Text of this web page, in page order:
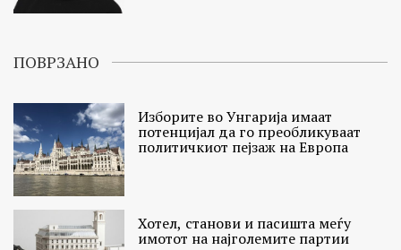
ПОВРЗАНО
Изборите во Унгарија имаат
потенцијал да го преобликуваат
политичкиот пејзаж на Европа
Хотел, станови и пасишта меѓу
имотот на најголемите партии